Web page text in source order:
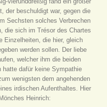
der beschuldigt war, gegen die
Sechsten solches Verbrechen
die sich im Trésor des Chartes
Einzelheiten, die hier, gleich
werden sollen. Der liebe
welcher ihm die beiden
hatte dafür keine Sympathie
wenigsten dem angehenden
irdischen Aufenthaltes. Hier
Heinrich: